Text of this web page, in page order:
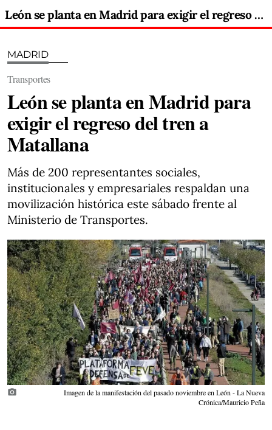
León se planta en Madrid para exigir el regreso del tren a Matallana
MADRID
Transportes
León se planta en Madrid para
exigir el regreso del tren a
Matallana
Más de 200 representantes sociales,
institucionales y empresariales respaldan una
movilización histórica este sábado frente al
Ministerio de Transportes.
photo_camera
Imagen de la manifestación del pasado noviembre en León - La Nueva
Crónica/Mauricio Peña